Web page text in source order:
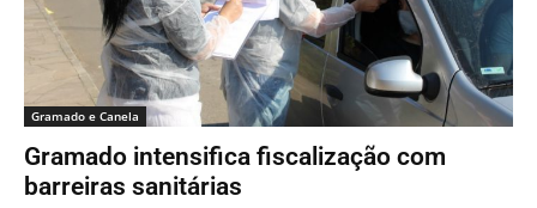
Gramado e Canela
Gramado intensifica fiscalização com
barreiras sanitárias